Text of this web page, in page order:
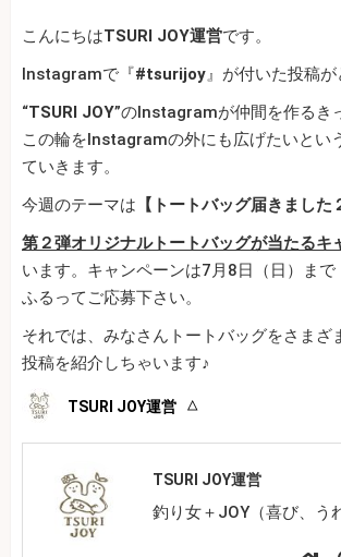
こんにちはTSURI JOY運営です。
Instagramで『#tsurijoy』が付いた投稿
“TSURI JOY”のInstagramが仲間を作るき
この輪をInstagramの外にも広げたいとい
ていきます。
今週のテーマは 【トートバッグ届きました
第２弾オリジナルトートバッグが当たるキ
います。キャンペーンは7月8日（日）ま
ふるってご応募下さい。
それでは、みなさんトートバッグをさま
投稿を紹介しちゃいます♪
TSURI JOY運営
TSURI JOY運営
釣り女＋JOY（喜び、う